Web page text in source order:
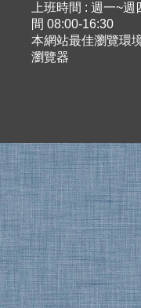
上班時間 : 週一~週
間 08:00-16:30
本網站最佳瀏覽環
瀏覽器